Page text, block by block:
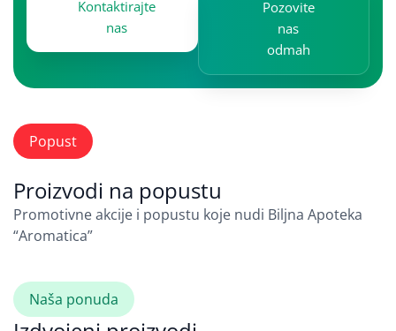
Kontaktirajte
nas
Pozovite
nas
odmah
Popust
Proizvodi na popustu
Promotivne akcije i popustu koje nudi Biljna Apoteka
“Aromatica”
Naša ponuda